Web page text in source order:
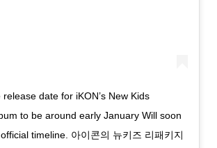
date for iKON’s New Kids
to be around early January Will soon
timeline. 아이콘의 뉴키즈 리패키지